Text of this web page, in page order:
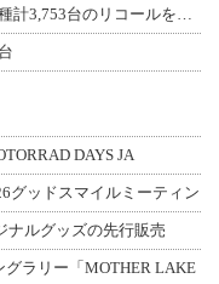
DAYS JA
グッドスマイルミーティン
ナルグッズの先行販売
ラリー「MOTHER LAKE